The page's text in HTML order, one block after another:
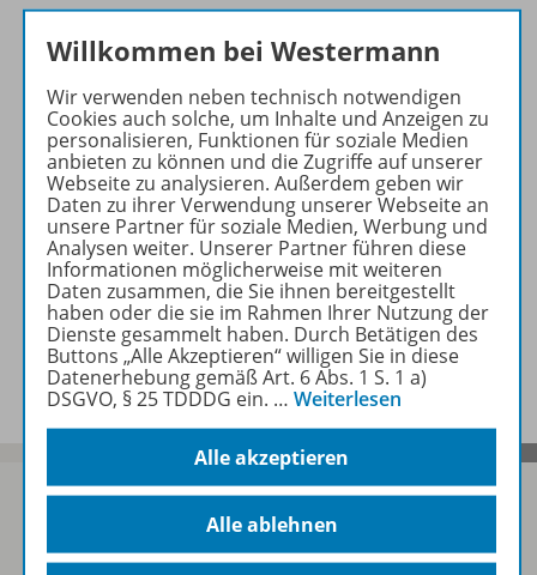
Produktinformationen
Beschreibung
Zugehörige Produkte
Benachrichtigungs-Service
Sofort profitieren
Willkommen bei Westermann
Wir verwenden neben technisch notwendigen
Cookies auch solche, um Inhalte und Anzeigen zu
personalisieren, Funktionen für soziale Medien
anbieten zu können und die Zugriffe auf unserer
Webseite zu analysieren. Außerdem geben wir
Daten zu ihrer Verwendung unserer Webseite an
unsere Partner für soziale Medien, Werbung und
Analysen weiter. Unserer Partner führen diese
Informationen möglicherweise mit weiteren
Daten zusammen, die Sie ihnen bereitgestellt
haben oder die sie im Rahmen Ihrer Nutzung der
Dienste gesammelt haben. Durch Betätigen des
Buttons „Alle Akzeptieren“ willigen Sie in diese
Datenerhebung gemäß Art. 6 Abs. 1 S. 1 a)
DSGVO, § 25 TDDDG ein. … Weiterlesen
Alle akzeptieren
Alle ablehnen